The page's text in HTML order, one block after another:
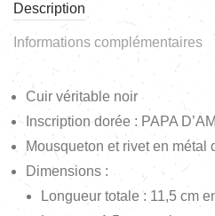
Description
Informations complémentaires
Cuir véritable noir
Inscription dorée : PAPA
Mousqueton et rivet en métal
Dimensions :
Longueur totale : 11,5 cm